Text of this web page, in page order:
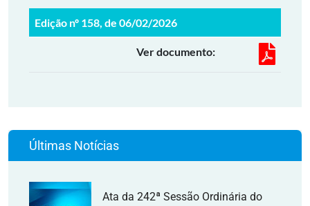
Edição nº 158, de 06/02/2026
Ver documento:
Últimas Notícias
Ata da 242ª Sessão Ordinária do